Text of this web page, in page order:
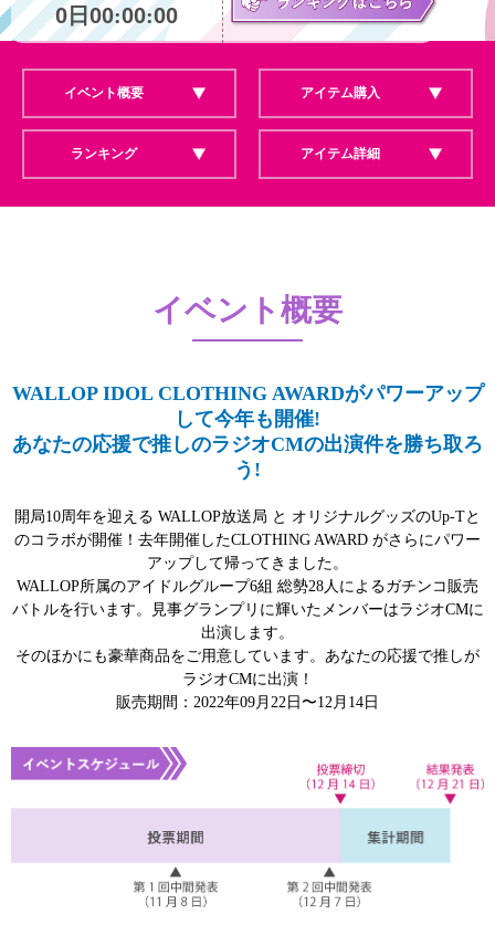
0日00:00:00
イベント概要 アイテム購入
ランキング アイテム詳細
イベント概要
WALLOP IDOL CLOTHING AWARDがパワーアップ
して今年も開催!
あなたの応援で推しのラジオCMの出演件を勝ち取ろ
う!
開局10周年を迎える WALLOP放送局 と オリジナルグッズのUp-Tと
のコラボが開催！去年開催したCLOTHING AWARD がさらにパワー
アップして帰ってきました。
WALLOP所属のアイドルグループ6組 総勢28人によるガチンコ販売
バトルを行います。見事グランプリに輝いたメンバーはラジオCMに
出演します。
そのほかにも豪華商品をご用意しています。あなたの応援で推しが
ラジオCMに出演！
販売期間：2022年09月22日〜12月14日